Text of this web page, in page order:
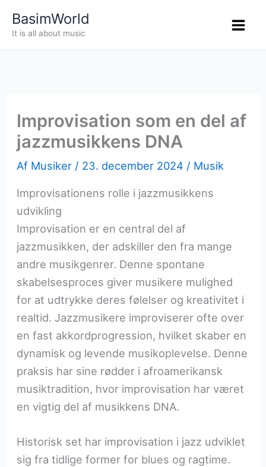
BasimWorld
It is all about music
Improvisation som en del af
jazzmusikkens DNA
Af Musiker / 23. december 2024 / Musik
Improvisationens rolle i jazzmusikkens
udvikling
Improvisation er en central del af
jazzmusikken, der adskiller den fra mange
andre musikgenrer. Denne spontane
skabelsesproces giver musikere mulighed
for at udtrykke deres følelser og kreativitet i
realtid. Jazzmusikere improviserer ofte over
en fast akkordprogression, hvilket skaber en
dynamisk og levende musikoplevelse. Denne
praksis har sine rødder i afroamerikansk
musiktradition, hvor improvisation har været
en vigtig del af musikkens DNA.
Historisk set har improvisation i jazz udviklet
sig fra tidlige former for blues og ragtime.